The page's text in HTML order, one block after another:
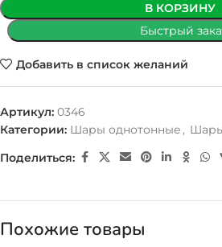
В КОРЗИНУ
Быстрый
Добавить в список желаний
Артикул: 0346
Категории: Шары однотонные ,
Поделиться:
Похожие товары